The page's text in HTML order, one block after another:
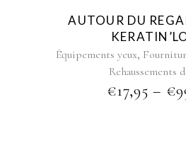
on
AUTOUR DU
Équipements yeux,
Rehaussements
€17,95 – €